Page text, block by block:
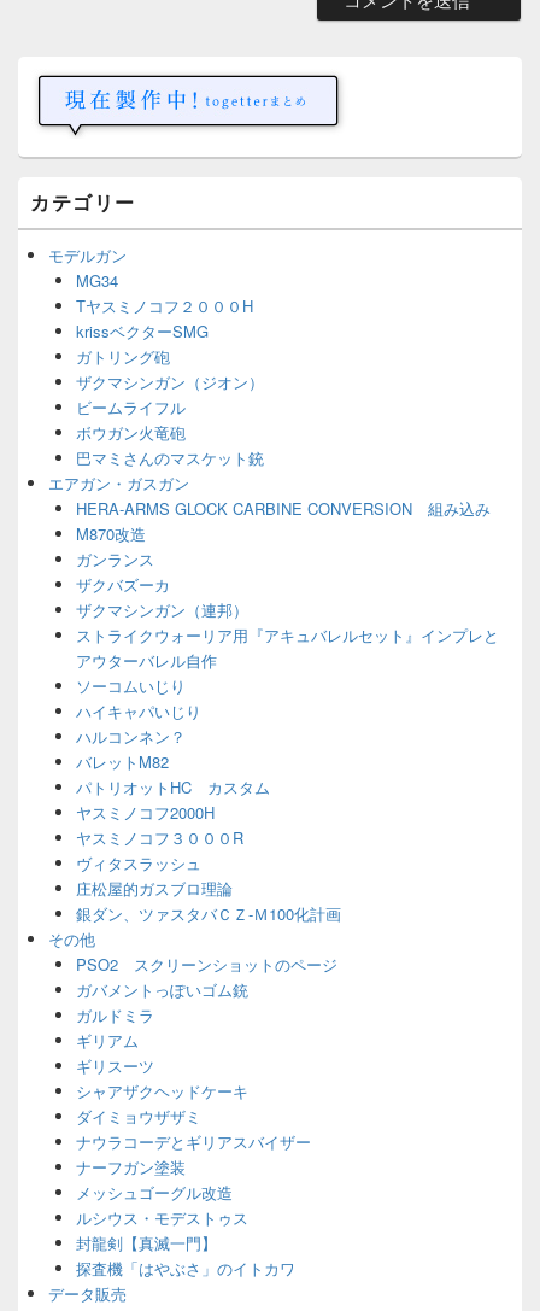
バ
ウ
ェ
カテゴリー
モデルガン
MG34
Tヤスミノコフ２０００H
krissベクターSMG
ガトリング砲
ザクマシンガン（ジオン）
ビームライフル
ボウガン火竜砲
巴マミさんのマスケット銃
エアガン・ガスガン
HERA-ARMS GLOCK CARBINE CONVERSION 組み込み
M870改造
ガンランス
ザクバズーカ
ザクマシンガン（連邦）
ストライクウォーリア用『アキュバレルセット』インプレと
アウターバレル自作
ソーコムいじり
ハイキャパいじり
ハルコンネン？
バレットM82
パトリオットHC カスタム
ヤスミノコフ2000H
ヤスミノコフ３０００R
ヴィタスラッシュ
庄松屋的ガスブロ理論
銀ダン、ツァスタバＣＺ-Ｍ100化計画
その他
PSO2 スクリーンショットのページ
ガバメントっぽいゴム銃
ガルドミラ
ギリアム
ギリスーツ
シャアザクヘッドケーキ
ダイミョウザザミ
ナウラコーデとギリアスバイザー
ナーフガン塗装
メッシュゴーグル改造
ルシウス・モデストゥス
封龍剣【真滅一門】
探査機「はやぶさ」のイトカワ
データ販売